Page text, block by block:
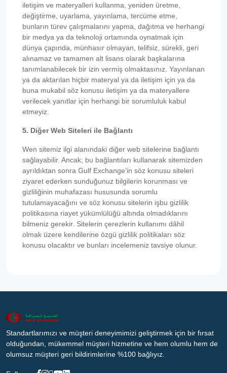
iletişim ve materyalleri kullanma, yeniden üretme,
değiştirme, uyarlama, yayınlama, tercüme etme,
bunların türev çalışmalarını yapma, dağıtma ve herhangi
bir medya ya da teknoloji ortamında oynatmak için
dünya çapında, münhasır olmayan, telifsiz, sürekli, geri
alınamaz ve tamamen alt lisans olarak başkalarına
tanımlanabilecek bir izin vermiş olmaktasınız. Yayınlanan
ya da aktarılan hiçbir materyal ya da iletişim için ya da
buna mukabil söz konusu iletişim ya da materyallere
verilecek yanıtlar için herhangi bir sorumluluk kabul
etmeyiz.
5. Diğer Web Siteleri ile Bağlantı
Wen sitemiz ilgi alanındaki diğer web sitelerine bağlantı
sağlayabilir. Ancak; bu bağlantıları kullanarak sitemizden
ayrıldıktan sonra Gulf Exchange’in söz konusu siteleri
ziyaret ederken sunduğunuz bilgilerin korunması ve
gizliliğinin muhafazası hususunda sorumlu
tutulamayacağını ve söz konusu sitelerin işbu gizlilik
politikasına riayet yükümlülüğü altında olmadıklarını
bilmeniz gerekir. Sitelerin çerezlerin kullanımı dâhil
olmak üzere kendilerine özgü gizlilik politikaları söz
konusu olacaktır ve bunları incelemeniz tavsiye olunur.
Standartlarımızı ve müşteri deneyimimizi geliştirmek için bir fırsat
olduğundan, mükemmel müşteri hizmetine ve hem olumlu hem de
olumsuz müşteri geri bildirimlerine %100 bağlıyız.